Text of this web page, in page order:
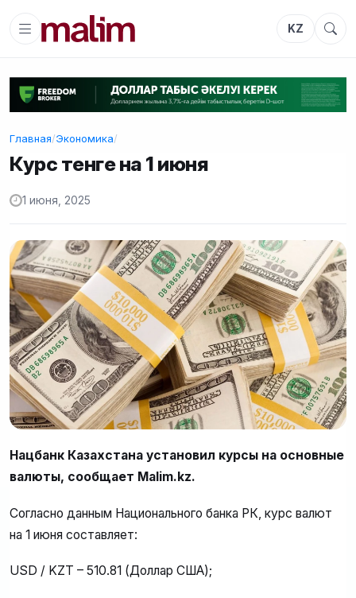
KZ
Главная/Экономика/
Курс тенге на 1 июня
1 июня, 2025
Нацбанк Казахстана установил курсы на основные
валюты, сообщает Malim.kz.
Согласно данным Национального банка РК, курс валют
на 1 июня составляет:
USD / KZT – 510.81 (Доллар США);